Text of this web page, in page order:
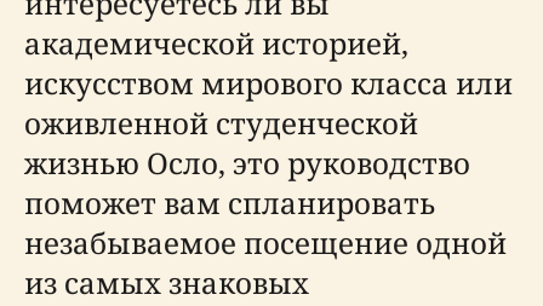
академической историей,
искусством мирового класса или
оживленной студенческой
жизнью Осло, это руководство
поможет вам спланировать
незабываемое посещение одной
из самых знаковых